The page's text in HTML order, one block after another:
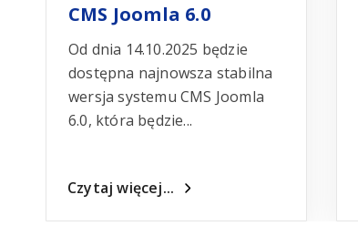
CMS Joomla 6.0
Od dnia 14.10.2025 będzie
dostępna najnowsza stabilna
wersja systemu CMS Joomla
6.0, która będzie...
Czytaj więcej...